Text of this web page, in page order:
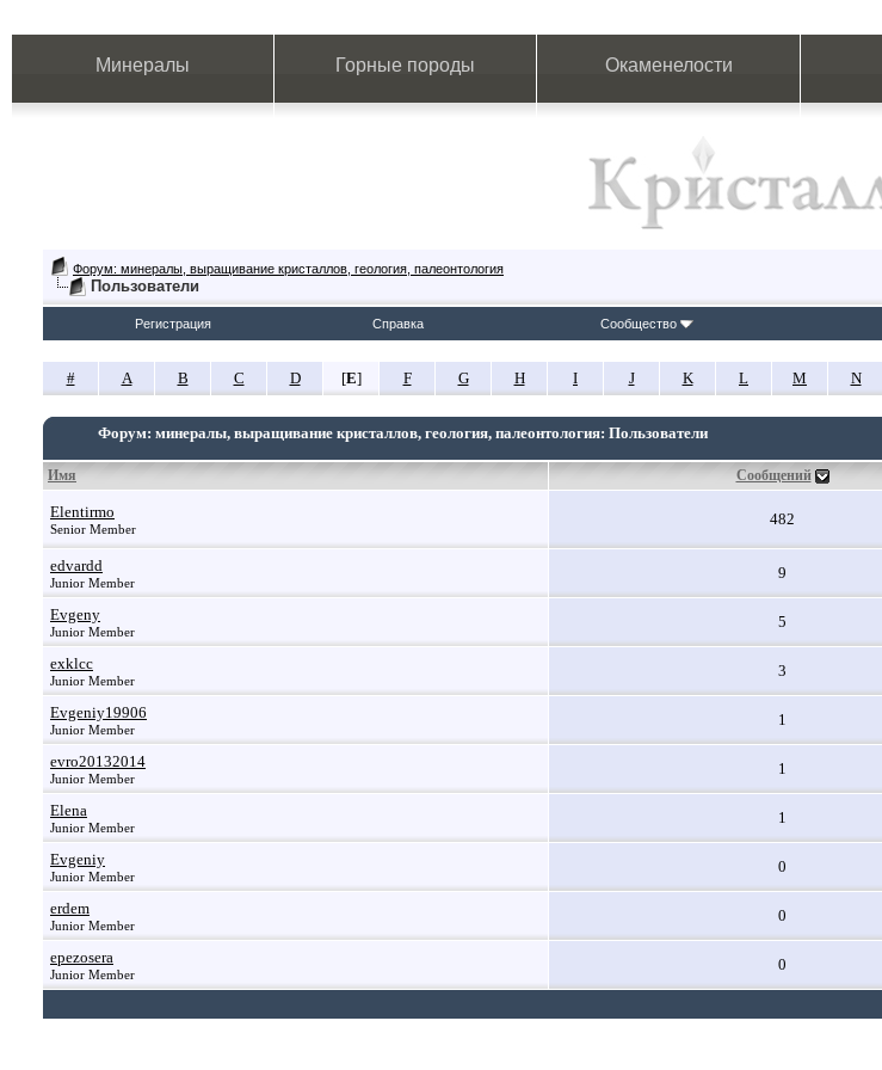
Минералы Горные породы Окаменелости
Форум: минералы, выращивание кристаллов, геология, палеонтология
Пользователи
Регистрация Справка Сообщество
# A B C D [E] F G H I J K L M N
Форум: минералы, выращивание кристаллов, геология, палеонтология: Пользователи
Имя Сообщений
Elentirmo
Senior Member
482
edvardd
Junior Member
9
Evgeny
Junior Member
5
exklcc
Junior Member
3
Evgeniy19906
Junior Member
1
evro20132014
Junior Member
1
Elena
Junior Member
1
Evgeniy
Junior Member
0
erdem
Junior Member
0
epezosera
Junior Member
0